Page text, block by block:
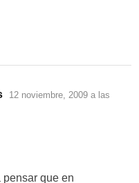
dice:
12 noviembre, 2009 a las
pensar que en